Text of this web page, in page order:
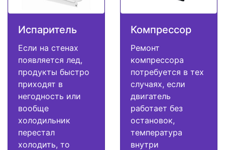
Испаритель
Если на стенах
появляется лед,
продукты быстро
приходят в
негодность или
вообще
холодильник
перестал
холодить, то
Компрессор
Ремонт
компрессора
потребуется в тех
случаях, если
двигатель
работает без
остановок,
температура
внутри